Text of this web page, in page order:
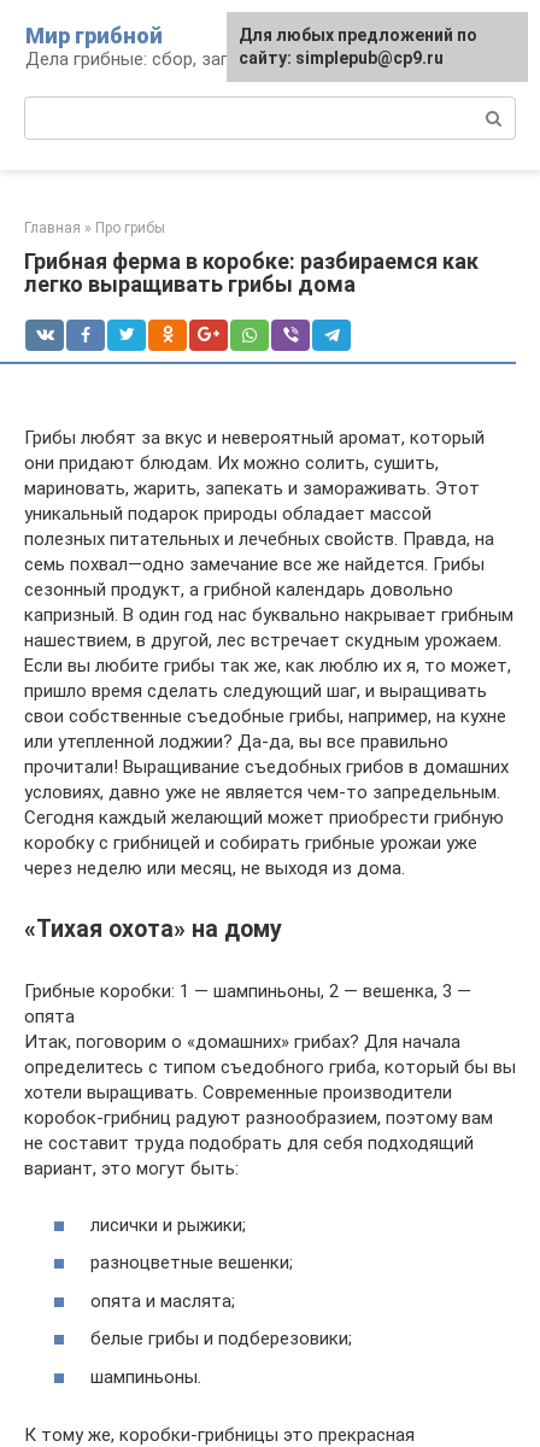
контенту
Мир грибной
Дела грибные: сбор, заготовка, рецепты
Главная » Про грибы
Грибная ферма в коробке: разбираемся как
легко выращивать грибы дома
Грибы любят за вкус и невероятный аромат, который
они придают блюдам. Их можно солить, сушить,
мариновать, жарить, запекать и замораживать. Этот
уникальный подарок природы обладает массой
полезных питательных и лечебных свойств. Правда, на
семь похвал—одно замечание все же найдется. Грибы
сезонный продукт, а грибной календарь довольно
капризный. В один год нас буквально накрывает грибным
нашествием, в другой, лес встречает скудным урожаем.
Если вы любите грибы так же, как люблю их я, то может,
пришло время сделать следующий шаг, и выращивать
свои собственные съедобные грибы, например, на кухне
или утепленной лоджии? Да-да, вы все правильно
прочитали! Выращивание съедобных грибов в домашних
условиях, давно уже не является чем-то запредельным.
Сегодня каждый желающий может приобрести грибную
коробку с грибницей и собирать грибные урожаи уже
через неделю или месяц, не выходя из дома.
«Тихая охота» на дому
Грибные коробки: 1 — шампиньоны, 2 — вешенка, 3 —
опята
Итак, поговорим о «домашних» грибах? Для начала
определитесь с типом съедобного гриба, который бы вы
хотели выращивать. Современные производители
коробок-грибниц радуют разнообразием, поэтому вам
не составит труда подобрать для себя подходящий
вариант, это могут быть:
лисички и рыжики;
разноцветные вешенки;
опята и маслята;
белые грибы и подберезовики;
шампиньоны.
К тому же, коробки-грибницы это прекрасная
Для любых предложений по
сайту: simplepub@cp9.ru